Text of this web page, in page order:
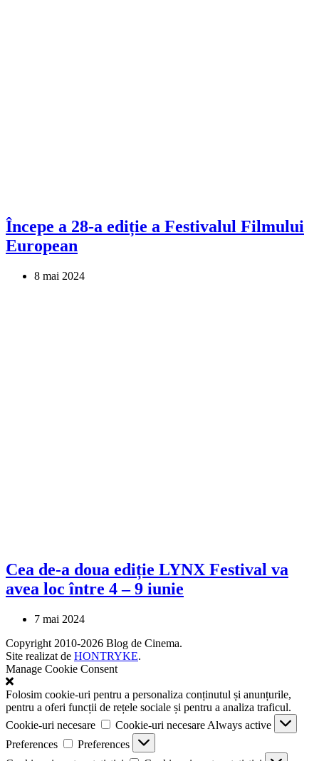
Începe a 28-a ediție a Festivalul Filmului
European
8 mai 2024
Cea de-a doua ediție LYNX Festival va
avea loc între 4 – 9 iunie
7 mai 2024
Copyright 2010-2026 Blog de Cinema.
Site realizat de HONTRYKE.
Manage Cookie Consent
Folosim cookie-uri pentru a personaliza conținutul și anunțurile,
pentru a oferi funcții de rețele sociale și pentru a analiza traficul.
Cookie-uri necesare
Cookie-uri necesare Always active
Preferences
Preferences